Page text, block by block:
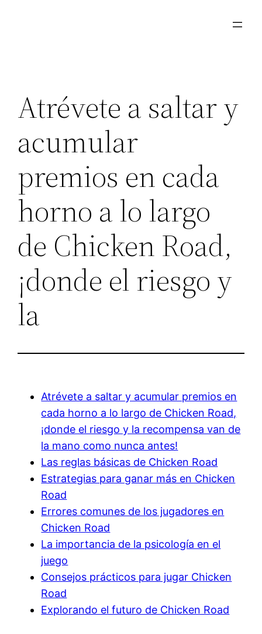
Atrévete a saltar y
acumular
premios en cada
horno a lo largo
de Chicken Road,
¡donde el riesgo y
la
Atrévete a saltar y acumular premios en
cada horno a lo largo de Chicken Road,
¡donde el riesgo y la recompensa van de
la mano como nunca antes!
Las reglas básicas de Chicken Road
Estrategias para ganar más en Chicken
Road
Errores comunes de los jugadores en
Chicken Road
La importancia de la psicología en el
juego
Consejos prácticos para jugar Chicken
Road
Explorando el futuro de Chicken Road